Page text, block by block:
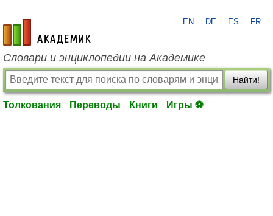
academic.ru
EN DE ES FR
Словари и энциклопедии на Академике
Найти!
Толкования Переводы Книги Игры ⚽